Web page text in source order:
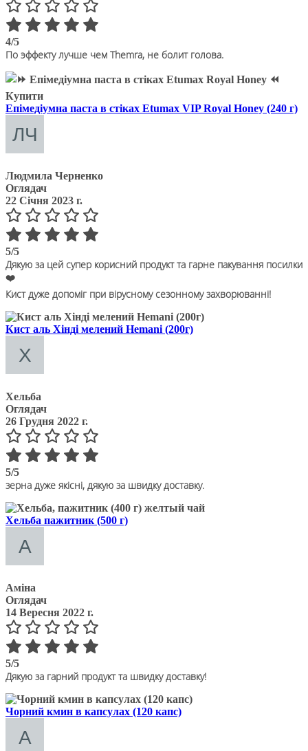
4/5
По эффекту лучше чем Themra, не болит голова.
Епімедіумна паста в стіках Etumax VIP Royal Honey (240 г)
Людмила Черненко
Оглядач
22 Січня 2023 г.
5/5
Дякую за цей супер корисний продукт та гарне пакування посилки
❤️
Кист дуже допоміг при вірусному сезонному захворюванні!
Кист аль Хінді мелений Hemani (200г)
Хельба
Оглядач
26 Грудня 2022 г.
5/5
зерна дуже якісні, дякую за швидку доставку.
Хельба пажитник (500 г)
Аміна
Оглядач
14 Вересня 2022 г.
5/5
Дякую за гарний продукт та швидку доставку!
Чорний кмин в капсулах (120 капс)